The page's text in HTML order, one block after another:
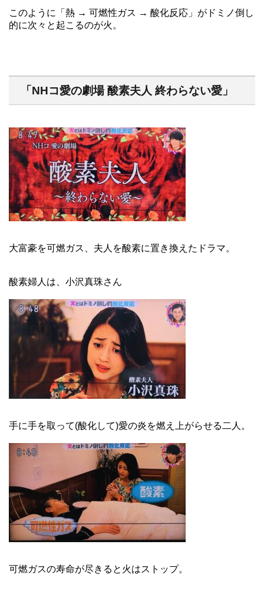
このように「熱 → 可燃性ガス → 酸化反応」がドミノ倒し
的に次々と起こるのが火。
「NHコ愛の劇場 酸素夫人 終わらない愛」
大富豪を可燃ガス、夫人を酸素に置き換えたドラマ。
酸素婦人は、小沢真珠さん
手に手を取って(酸化して)愛の炎を燃え上がらせる二人。
可燃ガスの寿命が尽きると火はストップ。